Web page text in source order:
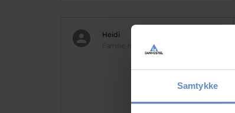
Samtykke
Heidi
Familie med børn, DK